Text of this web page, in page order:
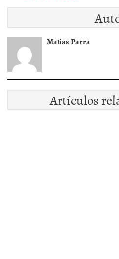
Matias Parra
Artículos